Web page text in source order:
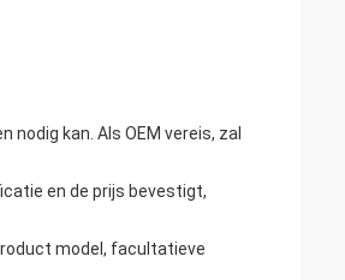
kan. Als OEM vereis, zal
en de prijs bevestigt,
model, facultatieve